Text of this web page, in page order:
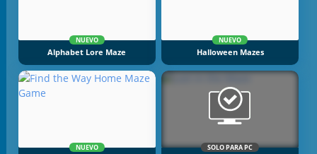
NUEVO
Alphabet Lore Maze
NUEVO
Halloween Mazes
NUEVO SOLO PARA PC